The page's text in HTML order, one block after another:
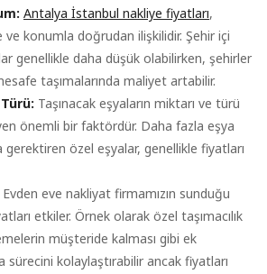
Antalya İstanbul nakliye fiyatları,
ve konumla doğrudan ilişkilidir. Şehir içi
genellikle daha düşük olabilirken, şehirler
taşımalarında maliyet artabilir.
Taşınacak eşyaların miktarı ve türü
önemli bir faktördür. Daha fazla eşya
özel eşyalar, genellikle fiyatları
Evden eve nakliyat firmamızın sunduğu
etkiler. Örnek olarak özel taşımacılık
müşteride kalması gibi ek
sürecini kolaylaştırabilir ancak fiyatları